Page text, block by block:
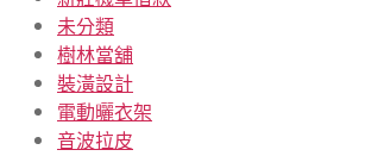
未分類
樹林當舖
裝潢設計
電動曬衣架
音波拉皮